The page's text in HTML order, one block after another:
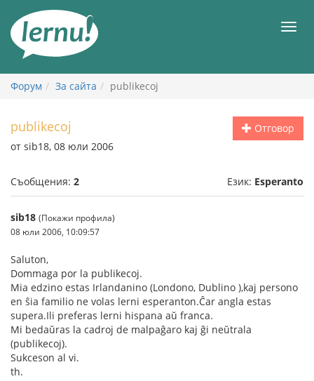
съдържанието
Форум За сайта publikecoj
Отговор
publikecoj
от sib18, 08 юли 2006
Съобщения: 2 Език: Esperanto
sib18 (Покажи профила)
08 юли 2006, 10:09:57
Saluton,
Dommaga por la publikecoj.
Mia edzino estas Irlandanino (Londono, Dublino ),kaj persono
en ŝia familio ne volas lerni esperanton.Ĉar angla estas
supera.Ili preferas lerni hispana aŭ franca.
Mi bedaŭras la cadroj de malpaĝaro kaj ĝi neŭtrala
(publikecoj).
Sukceson al vi.
th.